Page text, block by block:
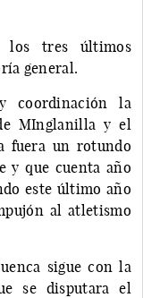
los tres últimos
general.
coordinación la
MInglanilla y el
fuera un rotundo
y que cuenta año
este último año
al atletismo
sigue con la
se disputara el